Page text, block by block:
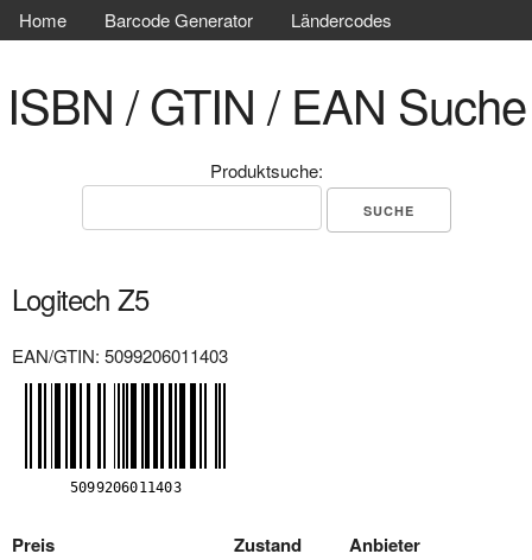
Home Barcode Generator Ländercodes
ISBN / GTIN / EAN Suche
Produktsuche:
Logitech Z5
EAN/GTIN: 5099206011403
Preis Zustand
Anbieter